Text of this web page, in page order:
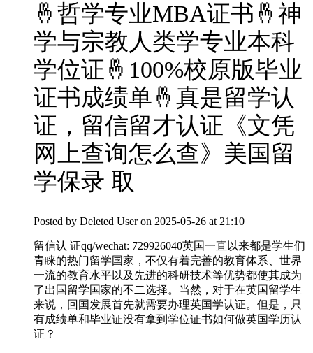
🤞哲学专业MBA证书🤞神
学与宗教人类学专业本科
学位证🤞100%校原版毕业
证书成绩单🤞真是留学认
证，留信留才认证《文凭
网上查询怎么查》美国留
学保录 取
Posted by Deleted User on 2025-05-26 at 21:10
留信认 证qq/wechat: 729926040英国一直以来都是学生们
青睐的热门留学国家，不仅有着完善的教育体系、世界
一流的教育水平以及先进的科研技术等优势都使其成为
了出国留学国家的不二选择。当然，对于在英国留学生
来说，回国发展首先就需要办理英国学认证。但是，只
有成绩单和毕业证没有拿到学位证书如何做英国学历认
证？